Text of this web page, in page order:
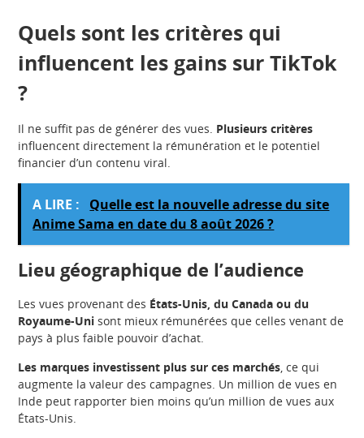
Quels sont les critères qui
influencent les gains sur TikTok
?
Il ne suffit pas de générer des vues. Plusieurs critères
influencent directement la rémunération et le potentiel
financier d’un contenu viral.
A LIRE :
Quelle est la nouvelle adresse du site
Anime Sama en date du 8 août 2026 ?
Lieu géographique de l’audience
Les vues provenant des États-Unis, du Canada ou du
Royaume-Uni sont mieux rémunérées que celles venant de
pays à plus faible pouvoir d’achat.
Les marques investissent plus sur ces marchés , ce qui
augmente la valeur des campagnes. Un million de vues en
Inde peut rapporter bien moins qu’un million de vues aux
États-Unis.